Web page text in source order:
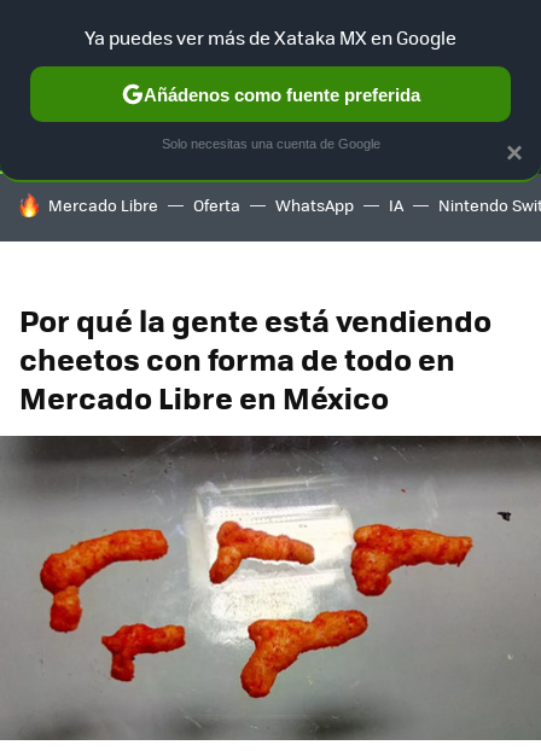
SELECCIÓN GAMING HOME AUTO TERRITORIO
HOY SE HABLA DE
Mercado Libre Oferta WhatsApp IA Nintendo
Por qué la gente está vendiendo
cheetos con forma de todo en
Mercado Libre en México
×
Ya puedes ver más de Xataka MX en Google
Añádenos como fuente preferida
Solo necesitas una cuenta de Google